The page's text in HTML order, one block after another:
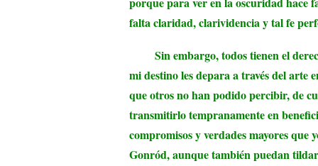
falta claridad, clarividencia y tal fe
Sin embargo, todos tienen el
mi destino les depara a través del arte
que otros no han podido percibir, de
transmitirlo tempranamente en
compromisos y verdades mayores que
Gonród, aunque también puedan